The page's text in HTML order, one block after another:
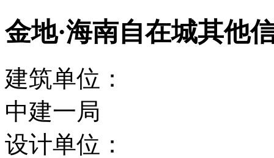
金地·海南自在城其他
建筑单位：
中建一局
设计单位：